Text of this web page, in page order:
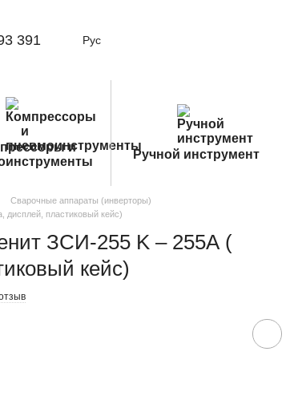
391 Рус
и
Ручной инструмент
Сварочные аппараты (инверторы)
пластиковый кейс)
ЗСИ-255 K – 255А (
кейс)